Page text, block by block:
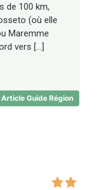
Article Guide Région
de 100 km,
(où elle
Maremme
vers […]